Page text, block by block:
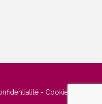
- Cookies